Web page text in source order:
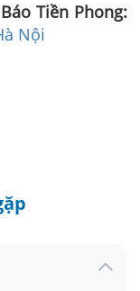
Tiền Phong:
Nội